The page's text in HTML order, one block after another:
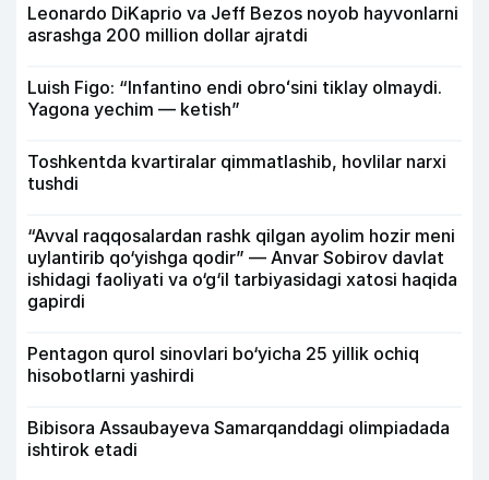
Leonardo DiKaprio va Jeff Bezos noyob hayvonlarni
asrashga 200 million dollar ajratdi
Luish Figo: “Infantino endi obroʻsini tiklay olmaydi.
Yagona yechim — ketish”
Toshkentda kvartiralar qimmatlashib, hovlilar narxi
tushdi
“Avval raqqosalardan rashk qilgan ayolim hozir meni
uylantirib qo‘yishga qodir” — Anvar Sobirov davlat
ishidagi faoliyati va o‘g‘il tarbiyasidagi xatosi haqida
gapirdi
Pentagon qurol sinovlari bo‘yicha 25 yillik ochiq
hisobotlarni yashirdi
Bibisora Assaubayeva Samarqanddagi olimpiadada
ishtirok etadi